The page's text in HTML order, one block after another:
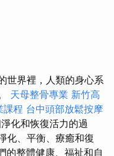
世界裡，人類的身心系
天母整骨專業 新竹高
課程 台中頭部放鬆按摩
化和恢復活力的過
化、平衡、療癒和復
的整體健康、福祉和自